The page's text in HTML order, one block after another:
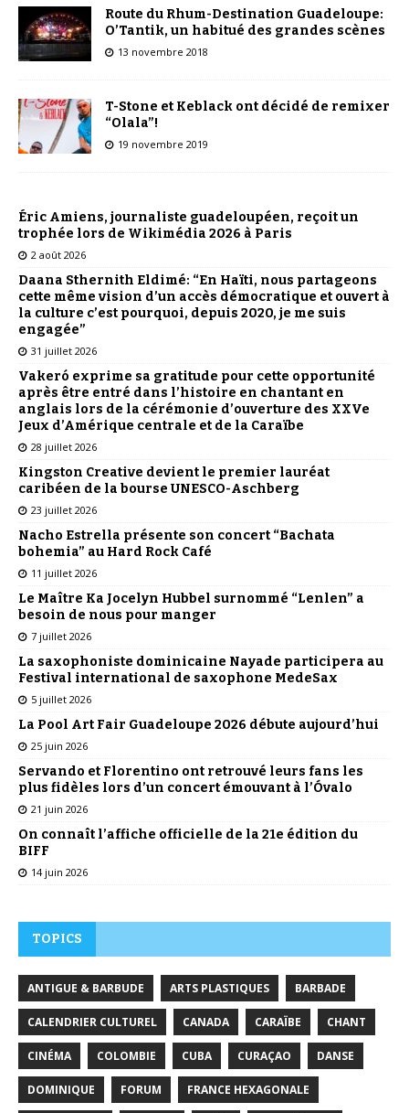
Route du Rhum-Destination Guadeloupe:
O’Tantik, un habitué des grandes scènes
13 novembre 2018
T-Stone et Keblack ont décidé de remixer
“Olala”!
19 novembre 2019
Éric Amiens, journaliste guadeloupéen, reçoit un
trophée lors de Wikimédia 2026 à Paris
2 août 2026
Daana Sthernith Eldimé: “En Haïti, nous partageons
cette même vision d’un accès démocratique et ouvert à
la culture c’est pourquoi, depuis 2020, je me suis
engagée”
31 juillet 2026
Vakeró exprime sa gratitude pour cette opportunité
après être entré dans l’histoire en chantant en
anglais lors de la cérémonie d’ouverture des XXVe
Jeux d’Amérique centrale et de la Caraïbe
28 juillet 2026
Kingston Creative devient le premier lauréat
caribéen de la bourse UNESCO-Aschberg
23 juillet 2026
Nacho Estrella présente son concert “Bachata
bohemia” au Hard Rock Café
11 juillet 2026
Le Maître Ka Jocelyn Hubbel surnommé “Lenlen” a
besoin de nous pour manger
7 juillet 2026
La saxophoniste dominicaine Nayade participera au
Festival international de saxophone MedeSax
5 juillet 2026
La Pool Art Fair Guadeloupe 2026 débute aujourd’hui
25 juin 2026
Servando et Florentino ont retrouvé leurs fans les
plus fidèles lors d’un concert émouvant à l’Óvalo
21 juin 2026
On connaît l’affiche officielle de la 21e édition du
BIFF
14 juin 2026
TOPICS
ANTIGUE & BARBUDE ARTS PLASTIQUES BARBADE
CALENDRIER CULTUREL CANADA CARAÏBE CHANT
CINÉMA COLOMBIE CUBA CURAÇAO DANSE
DOMINIQUE FORUM FRANCE HEXAGONALE